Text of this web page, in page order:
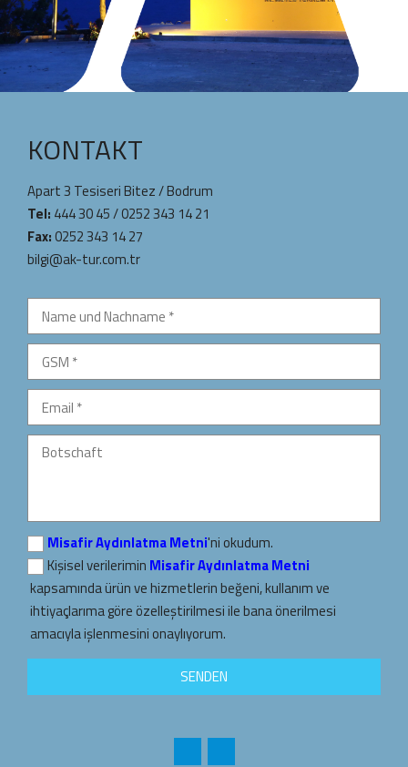
KONTAKT
Apart 3 Tesiseri Bitez / Bodrum
Tel: 444 30 45/0252 343 14 21
Fax:0252 343 14 27
bilgi@ak-tur.com.tr
Misafir Aydınlatma Metni'ni okudum.
Kişisel verilerimin Misafir Aydınlatma Metni
kapsamında ürün ve hizmetlerin beğeni, kullanım ve
ihtiyaçlarıma göre özelleştirilmesi ile bana önerilmesi
amacıyla işlenmesini onaylıyorum.
SENDEN